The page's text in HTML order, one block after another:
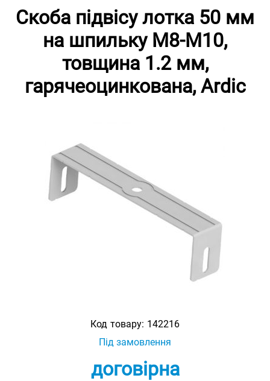
Скоба підвісу лотка 50 мм
на шпильку М8-М10,
товщина 1.2 мм,
гарячеоцинкована, Ardic
Код товару: 142216
Під замовлення
договірна